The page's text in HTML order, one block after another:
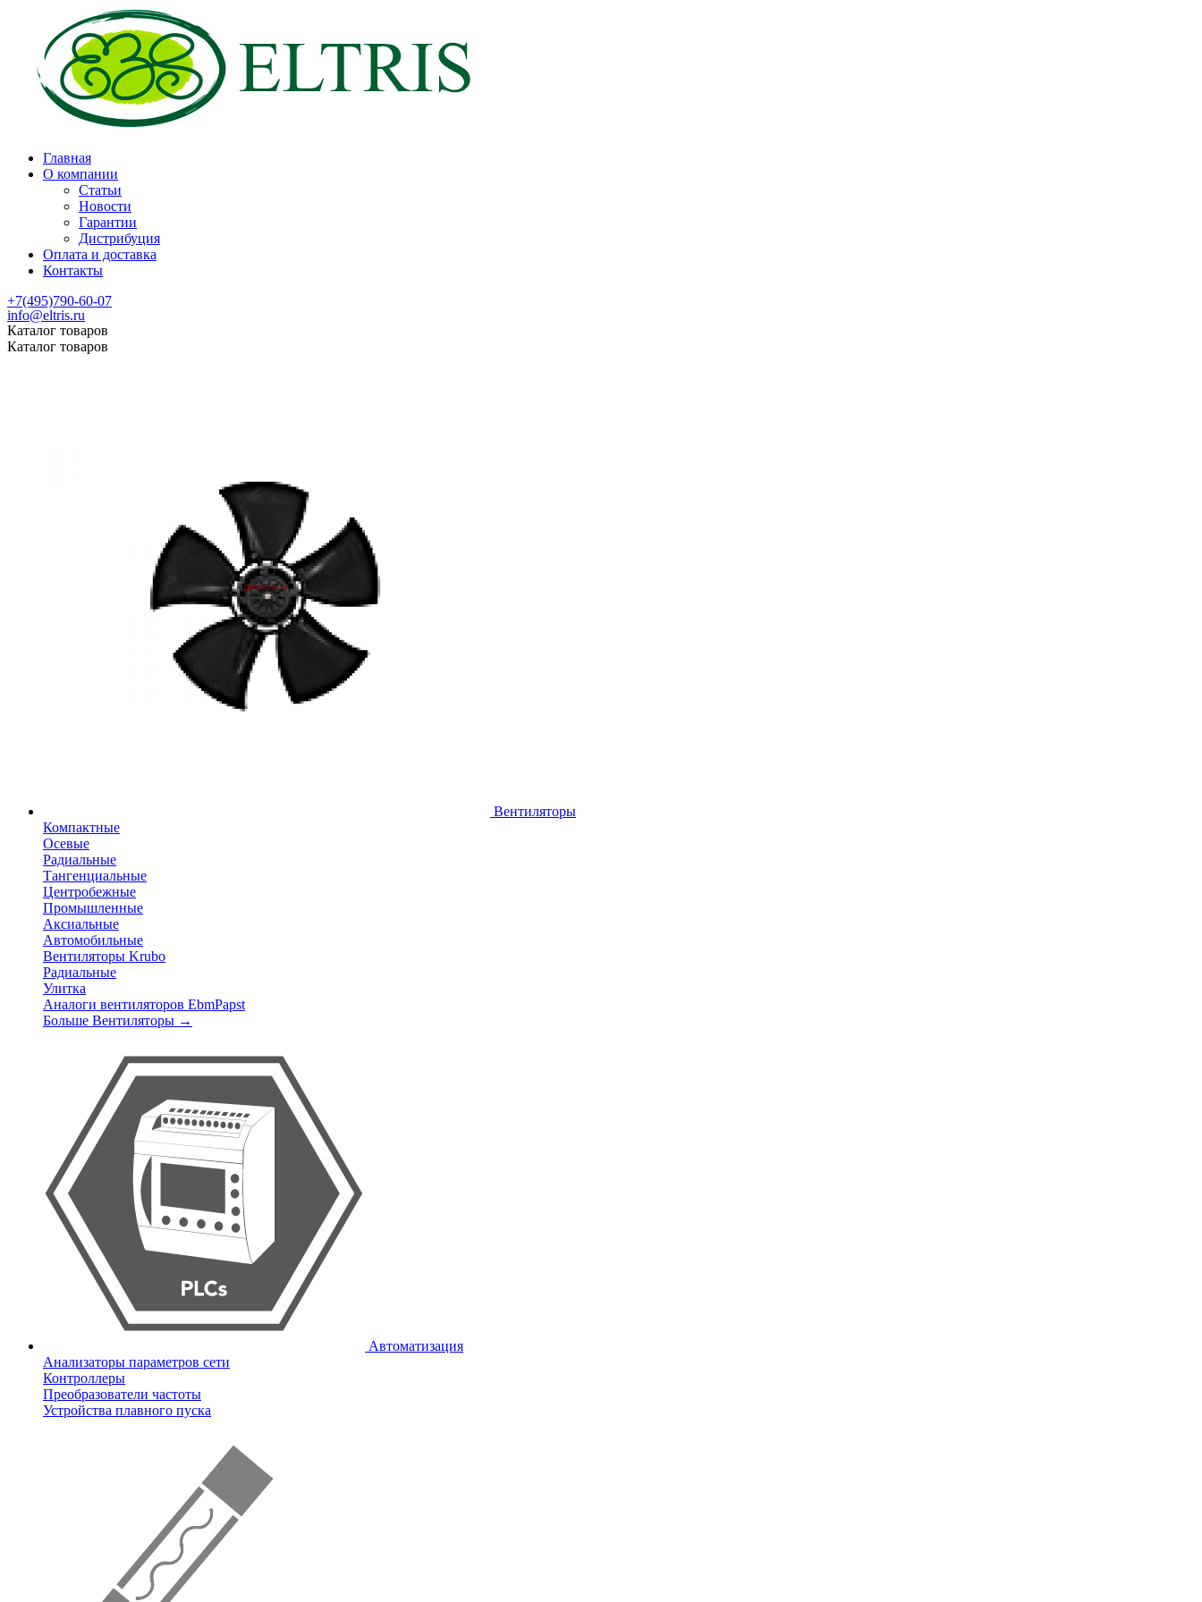
Главная
О компании
Статьи
Новости
Гарантии
Дистрибуция
Оплата и доставка
Контакты
+7(495)790-60-07
info@eltris.ru
Каталог товаров
Каталог товаров
Вентиляторы
Компактные
Осевые
Радиальные
Тангенциальные
Центробежные
Промышленные
Аксиальные
Автомобильные
Вентиляторы Krubo
Радиальные
Улитка
Аналоги вентиляторов EbmPapst
Больше Вентиляторы →
Автоматизация
Анализаторы параметров сети
Контроллеры
Преобразователи частоты
Устройства плавного пуска